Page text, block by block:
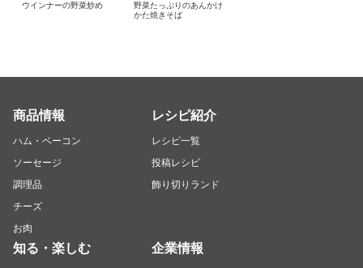
ウインナーの野菜炒め
野菜たっぷりのあんかけ
かた焼きそば
商品情報
ハム・ベーコン
ソーセージ
調理品
チーズ
お肉
レシピ紹介
レシピ一覧
投稿レシピ
飾り切りランド
知る・楽しむ 企業情報